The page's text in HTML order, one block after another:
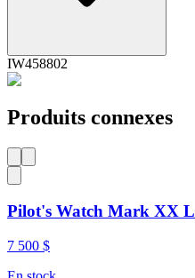
IW458802
Produits connexes
Pilot's Watch Mark XX
7 500 $